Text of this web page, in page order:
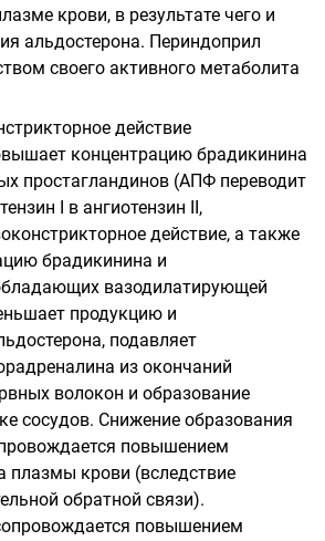
крови, в результате чего и
альдостерона. Периндоприл
своего активного метаболита
действие
концентрацию брадикинина
простагландинов (АПФ переводит
I в ангиотензин II,
действие, а также
брадикинина и
вазодилатирующей
продукцию и
подавляет
из окончаний
волокон и образование
сосудов. Снижение образования
повышением
плазмы крови (вследствие
обратной связи).
повышением